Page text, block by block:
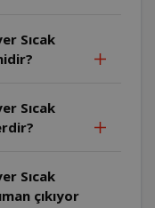
Sıcak
Sıcak
Sıcak
çıkıyor